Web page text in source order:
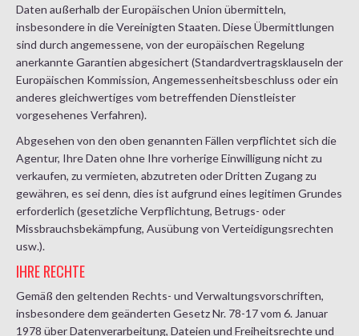
Daten außerhalb der Europäischen Union übermitteln,
insbesondere in die Vereinigten Staaten. Diese Übermittlungen
sind durch angemessene, von der europäischen Regelung
anerkannte Garantien abgesichert (Standardvertragsklauseln der
Europäischen Kommission, Angemessenheitsbeschluss oder ein
anderes gleichwertiges vom betreffenden Dienstleister
vorgesehenes Verfahren).
Abgesehen von den oben genannten Fällen verpflichtet sich die
Agentur, Ihre Daten ohne Ihre vorherige Einwilligung nicht zu
verkaufen, zu vermieten, abzutreten oder Dritten Zugang zu
gewähren, es sei denn, dies ist aufgrund eines legitimen Grundes
erforderlich (gesetzliche Verpflichtung, Betrugs- oder
Missbrauchsbekämpfung, Ausübung von Verteidigungsrechten
usw.).
IHRE RECHTE
Gemäß den geltenden Rechts- und Verwaltungsvorschriften,
insbesondere dem geänderten Gesetz Nr. 78-17 vom 6. Januar
1978 über Datenverarbeitung, Dateien und Freiheitsrechte und